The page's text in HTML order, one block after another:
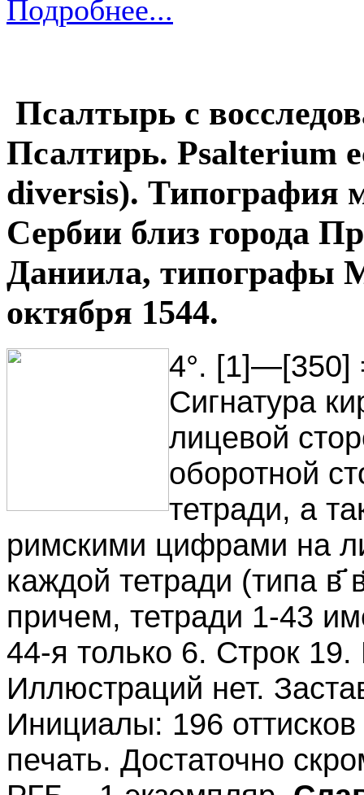
Подробнее...
Псалтырь с
Псалтирь. Psalterium
diversis). Типография
Сербии близ города
Даниила, типографы
октября 1544.
4°. [1]—[350]
Сигнатура
лицевой
оборотной
тетради, а
римскими цифрами на
каждой тетради (типа в҃
причем, тетради 1-43
44-я только 6. Строк
Иллюстраций нет.
Инициалы: 196
печать. Достаточно